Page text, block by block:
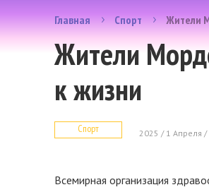
Главная Спорт Жители
Жители
к жизни
Спорт 2025 / 1 Апреля /
Всемирная организация